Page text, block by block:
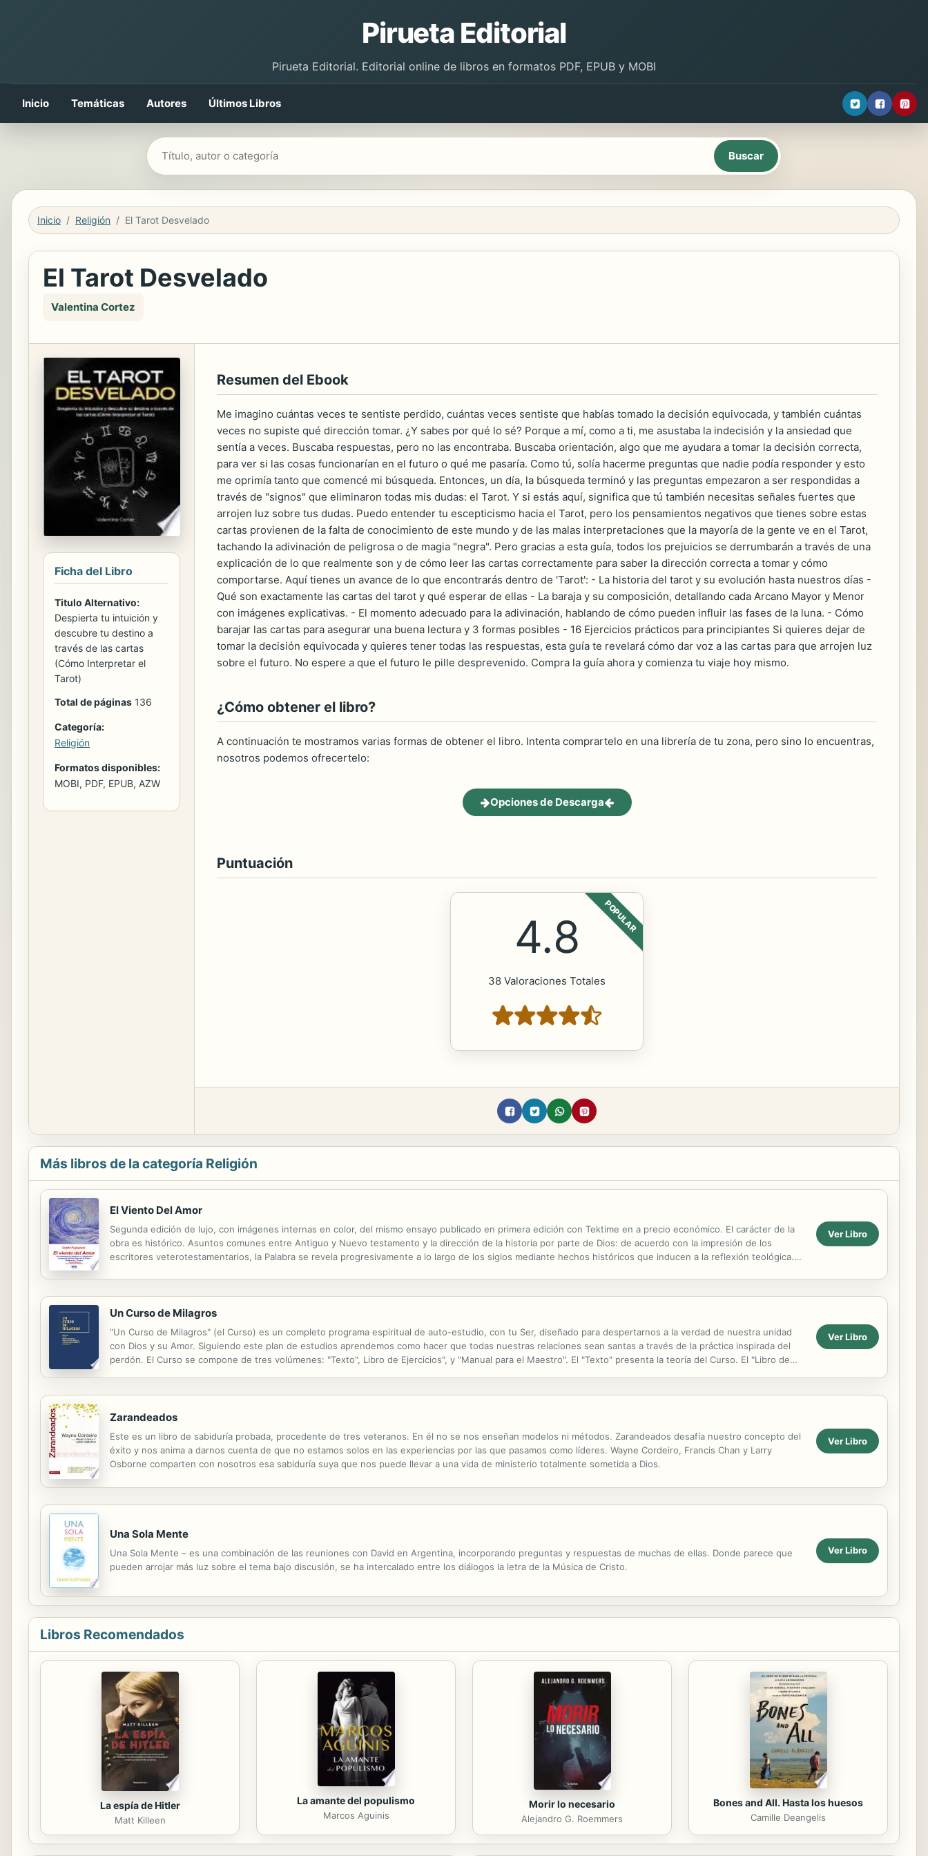
Pirueta Editorial
Pirueta Editorial. Editorial online de libros en formatos PDF, EPUB y MOBI
Inicio Temáticas Autores Últimos Libros
Buscar libros
Inicio Religión El Tarot Desvelado
El Tarot Desvelado
Valentina Cortez
Ficha del Libro
Titulo Alternativo:
Despierta tu intuición y
descubre tu destino a
través de las cartas
(Cómo Interpretar el
Tarot)
Total de páginas 136
Categoría:
Religión
Formatos disponibles:
MOBI, PDF, EPUB, AZW
Resumen del Ebook
Me imagino cuántas veces te sentiste perdido, cuántas veces sentiste que habías tomado la decisión equivocada, y también cuántas
veces no supiste qué dirección tomar. ¿Y sabes por qué lo sé? Porque a mí, como a ti, me asustaba la indecisión y la ansiedad que
sentía a veces. Buscaba respuestas, pero no las encontraba. Buscaba orientación, algo que me ayudara a tomar la decisión correcta,
para ver si las cosas funcionarían en el futuro o qué me pasaría. Como tú, solía hacerme preguntas que nadie podía responder y esto
me oprimía tanto que comencé mi búsqueda. Entonces, un día, la búsqueda terminó y las preguntas empezaron a ser respondidas a
través de "signos" que eliminaron todas mis dudas: el Tarot. Y si estás aquí, significa que tú también necesitas señales fuertes que
arrojen luz sobre tus dudas. Puedo entender tu escepticismo hacia el Tarot, pero los pensamientos negativos que tienes sobre estas
cartas provienen de la falta de conocimiento de este mundo y de las malas interpretaciones que la mayoría de la gente ve en el Tarot,
tachando la adivinación de peligrosa o de magia "negra". Pero gracias a esta guía, todos los prejuicios se derrumbarán a través de una
explicación de lo que realmente son y de cómo leer las cartas correctamente para saber la dirección correcta a tomar y cómo
comportarse. Aquí tienes un avance de lo que encontrarás dentro de 'Tarot': - La historia del tarot y su evolución hasta nuestros días -
Qué son exactamente las cartas del tarot y qué esperar de ellas - La baraja y su composición, detallando cada Arcano Mayor y Menor
con imágenes explicativas. - El momento adecuado para la adivinación, hablando de cómo pueden influir las fases de la luna. - Cómo
barajar las cartas para asegurar una buena lectura y 3 formas posibles - 16 Ejercicios prácticos para principiantes Si quieres dejar de
tomar la decisión equivocada y quieres tener todas las respuestas, esta guía te revelará cómo dar voz a las cartas para que arrojen luz
sobre el futuro. No espere a que el futuro le pille desprevenido. Compra la guía ahora y comienza tu viaje hoy mismo.
¿Cómo obtener el libro?
A continuación te mostramos varias formas de obtener el libro. Intenta comprartelo en una librería de tu zona, pero sino lo encuentras,
nosotros podemos ofrecertelo:
Opciones de Descarga
Puntuación
POPULAR
4.8
38 Valoraciones Totales
Más libros de la categoría Religión
El Viento Del Amor
Segunda edición de lujo, con imágenes internas en color, del mismo ensayo publicado en primera edición con Tektime en a precio económico. El carácter de la
obra es histórico. Asuntos comunes entre Antiguo y Nuevo testamento y la dirección de la historia por parte de Dios: de acuerdo con la impresión de los
escritores veterotestamentarios, la Palabra se revela progresivamente a lo largo de los siglos mediante hechos históricos que inducen a la reflexión teológica.
Ver Libro
Un Curso de Milagros
"Un Curso de Milagros" (el Curso) es un completo programa espiritual de auto-estudio, con tu Ser, diseñado para despertarnos a la verdad de nuestra unidad
con Dios y su Amor. Siguiendo este plan de estudios aprendemos como hacer que todas nuestras relaciones sean santas a través de la práctica inspirada del
perdón. El Curso se compone de tres volúmenes: "Texto", Libro de Ejercicios", y "Manual para el Maestro". El "Texto" presenta la teoría del Curso. El "Libro de
Ver Libro
Zarandeados
Este es un libro de sabiduría probada, procedente de tres veteranos. En él no se nos enseñan modelos ni métodos. Zarandeados desafía nuestro concepto del
éxito y nos anima a darnos cuenta de que no estamos solos en las experiencias por las que pasamos como líderes. Wayne Cordeiro, Francis Chan y Larry
Osborne comparten con nosotros esa sabiduría suya que nos puede llevar a una vida de ministerio totalmente sometida a Dios.
Ver Libro
Una Sola Mente
Una Sola Mente – es una combinación de las reuniones con David en Argentina, incorporando preguntas y respuestas de muchas de ellas. Donde parece que
pueden arrojar más luz sobre el tema bajo discusión, se ha intercalado entre los diálogos la letra de la Música de Cristo.
Ver Libro
Libros Recomendados
La espía de Hitler
Matt Killeen
La amante del populismo
Marcos Aguinis
Morir lo necesario
Alejandro G. Roemmers
Bones and All. Hasta los huesos
Camille Deangelis